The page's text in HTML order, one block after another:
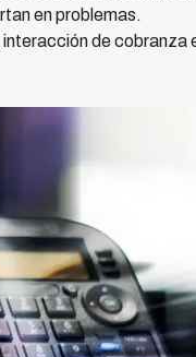
en problemas.
de